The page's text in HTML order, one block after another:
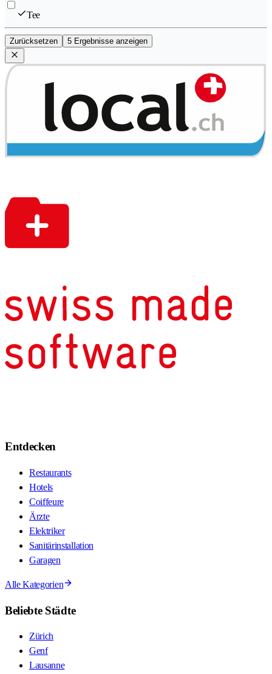
Tee
Zurücksetzen 5 Ergebnisse anzeigen
Entdecken
Restaurants
Hotels
Coiffeure
Ärzte
Elektriker
Sanitärinstallation
Garagen
Alle Kategorien
Beliebte Städte
Zürich
Genf
Lausanne